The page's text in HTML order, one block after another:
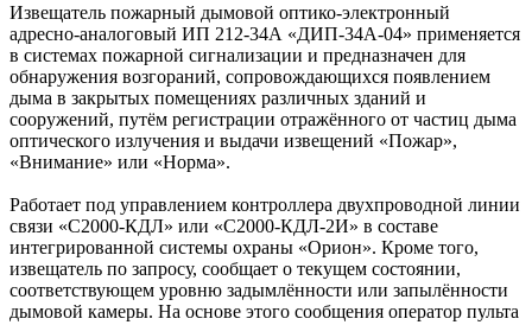
Извещатель пожарный дымовой оптико-электронный
адресно-аналоговый ИП 212-34А «ДИП-34А-04» применяется
в системах пожарной сигнализации и предназначен для
обнаружения возгораний, сопровождающихся появлением
дыма в закрытых помещениях различных зданий и
сооружений, путём регистрации отражённого от частиц дыма
оптического излучения и выдачи извещений «Пожар»,
«Внимание» или «Норма».
Работает под управлением контроллера двухпроводной линии
связи «С2000-КДЛ» или «С2000-КДЛ-2И» в составе
интегрированной системы охраны «Орион». Кроме того,
извещатель по запросу, сообщает о текущем состоянии,
соответствующем уровню задымлённости или запылённости
дымовой камеры. На основе этого сообщения оператор пульта